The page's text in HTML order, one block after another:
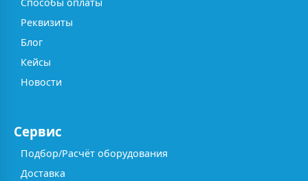
Способы оплаты
Реквизиты
Блог
Кейсы
Новости
Сервис
Подбор/Расчёт оборудования
Доставка